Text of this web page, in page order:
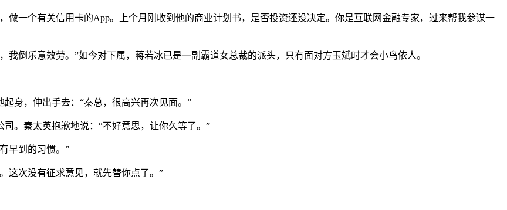
做一个有关信用卡的App。上个月刚收到他的商业计划书，是否投资还没决定。你是互联网金融专家，过来帮我参谋一
倒乐意效劳。”如今对下属，蒋若冰已是一副霸道女总裁的派头，只有面对方玉斌时才会小鸟依人。
身，伸出手去：“秦总，很高兴再次见面。”
。秦太英抱歉地说：“不好意思，让你久等了。”
早到的习惯。”
这次没有征求意见，就先替你点了。”